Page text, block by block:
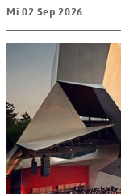
Mi 02.Sep 2026